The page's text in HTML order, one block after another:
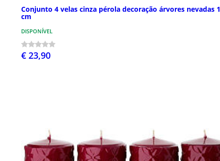
Conjunto 4 velas cinza pérola decoração árvores nevadas
cm
DISPONÍVEL
€ 23,90